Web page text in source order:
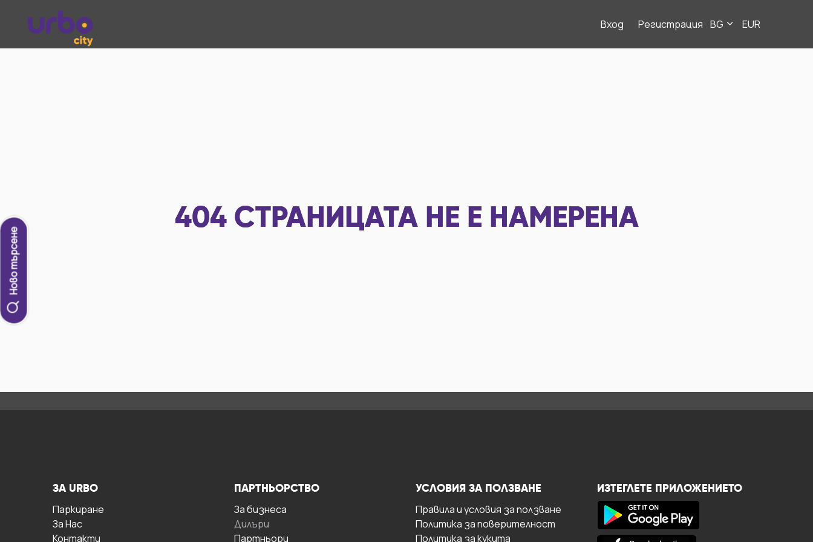
Вход Регистрация BG EUR
Ново търсене
404 СТРАНИЦАТА НЕ Е НАМЕРЕНА
ЗА URBO
Паркиране
За Hас
Контакти
ПАРТНЬОРСТВО
За бизнесa
Дилъри
Партньори
УСЛОВИЯ ЗА ПОЛЗВАНЕ
Правила и условия за ползване
Политика за поверителност
Политика за кукита
ИЗТЕГЛЕТЕ ПРИЛОЖЕНИЕТО